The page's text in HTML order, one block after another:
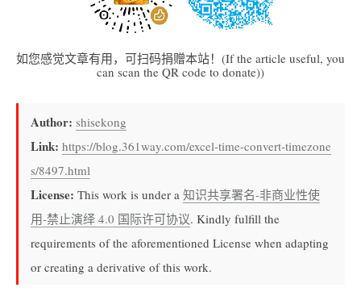
如您感觉文章有用，可扫码捐赠本站！(If the article useful, you
can scan the QR code to donate))
Author: shisekong
Link: https://blog.361way.com/excel-time-convert-timezone
s/8497.html
License: This work is under a 知识共享署名-非商业性使
用-禁止演绎 4.0 国际许可协议. Kindly fulfill the
requirements of the aforementioned License when adapting
or creating a derivative of this work.